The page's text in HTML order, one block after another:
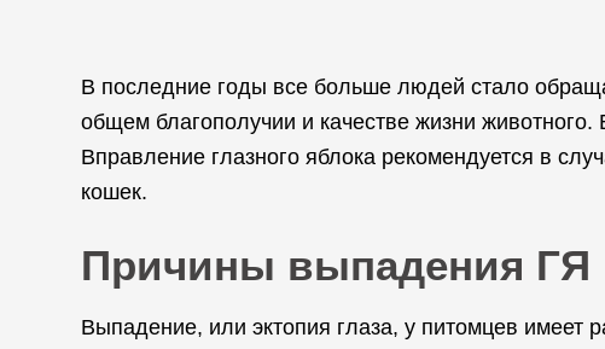
В последние годы все больше людей стало
общем благополучии и качестве жизни
Вправление глазного яблока рекомендуется в
кошек.
Причины выпадения ГЯ
Выпадение, или эктопия глаза, у питомцев имеет